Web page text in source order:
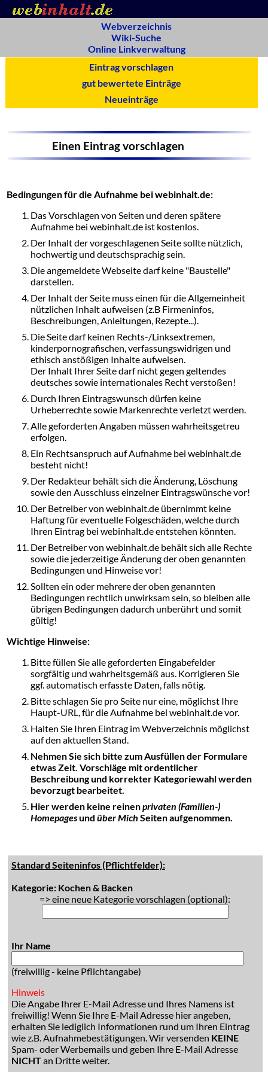
Webverzeichnis
Wiki-Suche
Online Linkverwaltung
Eintrag vorschlagen
gut bewertete Einträge
Neueinträge
Einen Eintrag vorschlagen
Bedingungen für die Aufnahme bei webinhalt.de:
Das Vorschlagen von Seiten und deren spätere
Aufnahme bei webinhalt.de ist kostenlos.
Der Inhalt der vorgeschlagenen Seite sollte nützlich,
hochwertig und deutschsprachig sein.
Die angemeldete Webseite darf keine "Baustelle"
darstellen.
Der Inhalt der Seite muss einen für die Allgemeinheit
nützlichen Inhalt aufweisen (z.B Firmeninfos,
Beschreibungen, Anleitungen, Rezepte...).
Die Seite darf keinen Rechts-/Linksextremen,
kinderpornografischen, verfassungswidrigen und
ethisch anstößigen Inhalte aufweisen.
Der Inhalt Ihrer Seite darf nicht gegen geltendes
deutsches sowie internationales Recht verstoßen!
Durch Ihren Eintragswunsch dürfen keine
Urheberrechte sowie Markenrechte verletzt werden.
Alle geforderten Angaben müssen wahrheitsgetreu
erfolgen.
Ein Rechtsanspruch auf Aufnahme bei webinhalt.de
besteht nicht!
Der Redakteur behält sich die Änderung, Löschung
sowie den Ausschluss einzelner Eintragswünsche vor!
Der Betreiber von webinhalt.de übernimmt keine
Haftung für eventuelle Folgeschäden, welche durch
Ihren Eintrag bei webinhalt.de entstehen könnten.
Der Betreiber von webinhalt.de behält sich alle Rechte
sowie die jederzeitige Änderung der oben genannten
Bedingungen und Hinweise vor!
Sollten ein oder mehrere der oben genannten
Bedingungen rechtlich unwirksam sein, so bleiben alle
übrigen Bedingungen dadurch unberührt und somit
gültig!
Wichtige Hinweise:
Bitte füllen Sie alle geforderten Eingabefelder
sorgfältig und wahrheitsgemäß aus. Korrigieren Sie
ggf. automatisch erfasste Daten, falls nötig.
Bitte schlagen Sie pro Seite nur eine, möglichst Ihre
Haupt-URL, für die Aufnahme bei webinhalt.de vor.
Halten Sie Ihren Eintrag im Webverzeichnis möglichst
auf den aktuellen Stand.
Nehmen Sie sich bitte zum Ausfüllen der Formulare
etwas Zeit. Vorschläge mit ordentlicher
Beschreibung und korrekter Kategoriewahl werden
bevorzugt bearbeitet.
Hier werden keine reinenprivaten (Familien-)
Homepagesund über Mich Seiten aufgenommen.
Standard Seiteninfos (Pflichtfelder):
Kategorie: Kochen & Backen
=> eine neue Kategorie vorschlagen (optional):
Ihr Name
(freiwillig - keine Pflichtangabe)
Hinweis
Die Angabe Ihrer E-Mail Adresse und Ihres Namens ist
freiwillig! Wenn Sie Ihre E-Mail Adresse hier angeben,
erhalten Sie lediglich Informationen rund um Ihren Eintrag
wie z.B. Aufnahmebestätigungen. Wir versenden KEINE
Spam- oder Werbemails und geben Ihre E-Mail Adresse
NICHTan Dritte weiter.